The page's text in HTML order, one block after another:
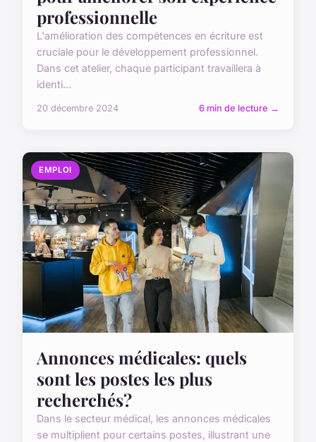
professionnelle
L'amélioration des compétences en écriture est
cruciale pour le développement professionnel.
Dans cet atelier, chaque participant travaillera à
identi...
20 décembre 2024 6 min de lecture →
EMPLOI
Annonces médicales: quels
sont les postes les plus
recherchés?
Dans le secteur médical, les annonces médicales
se multiplient pour certains postes, illustrant une